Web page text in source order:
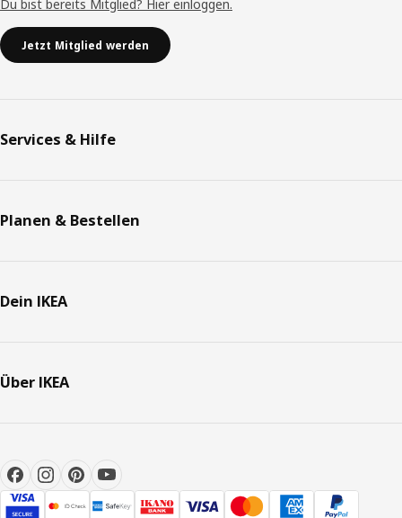
Du bist bereits Mitglied? Hier einloggen.
Jetzt Mitglied werden
Services & Hilfe
Planen & Bestellen
Dein IKEA
Über IKEA